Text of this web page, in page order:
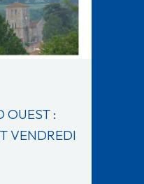
OUEST :
VENDREDI